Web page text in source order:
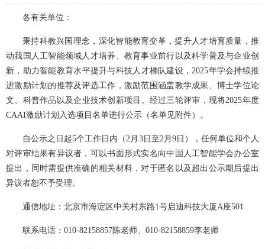
各有关单位：
秉持科教兴国理念，深化智能教育变革，提升人才培育质量，推
动我国人工智能领域人才培养、教育事业前行以及科学普及与企业创
新，助力智能教育水平提升与科技人才梯队建设，2025年学会持续推
进激励计划的推荐及评选工作，激励范围涵盖教学成果、博士学位论
文、科普作品以及企业技术创新项目。经过三轮评审，现将2025年度
CAAI激励计划入选项目名单进行公示（名单见附件）。
自公示之日起5个工作日内（2月3日至2月9日），任何单位和个人
对评审结果有异议者，可以书面形式实名向中国人工智能学会办公室
提出，同时需提供准确的相关材料，对于匿名以及超出公示期后提出
异议者恕不予受理。
通信地址：北京市海淀区中关村东路1号启迪科技大厦A座501
联系电话：010-82158857陈老师、 010-82158859李老师